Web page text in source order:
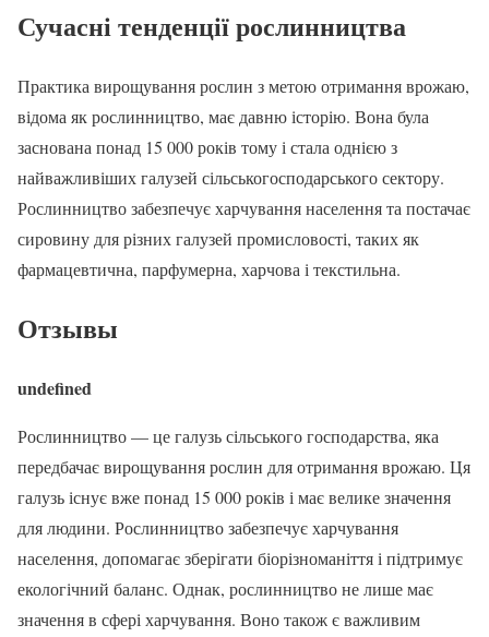
Сучасні тенденції рослинництва
Практика вирощування рослин з метою отримання врожаю,
відома як рослинництво, має давню історію. Вона була
заснована понад 15 000 років тому і стала однією з
найважливіших галузей сільськогосподарського сектору.
Рослинництво забезпечує харчування населення та постачає
сировину для різних галузей промисловості, таких як
фармацевтична, парфумерна, харчова і текстильна.
Отзывы
undefined
Рослинництво — це галузь сільського господарства, яка
передбачає вирощування рослин для отримання врожаю. Ця
галузь існує вже понад 15 000 років і має велике значення
для людини. Рослинництво забезпечує харчування
населення, допомагає зберігати біорізноманіття і підтримує
екологічний баланс. Однак, рослинництво не лише має
значення в сфері харчування. Воно також є важливим